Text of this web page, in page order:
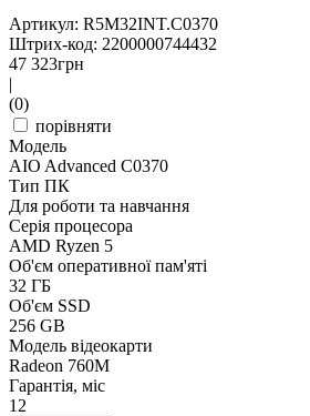
Артикул: R5M32INT.C0370
Штрих-код: 2200000744432
47 323грн
|
(0)
порівняти
Модель
AIO Advanced C0370
Тип ПК
Для роботи та навчання
Серія процесора
AMD Ryzen 5
Об'єм оперативної пам'яті
32 ГБ
Об'єм SSD
256 GB
Модель відеокарти
Radeon 760M
Гарантія, міс
12